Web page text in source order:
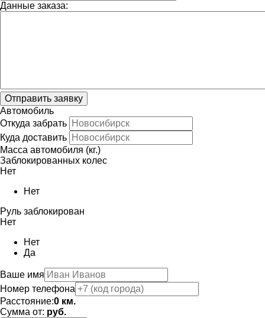
Данные заказа:
Отправить заявку
Автомобиль
Откуда забрать
Куда доставить
Масса автомобиля (кг.)
Заблокированных колес
Нет
Нет
Руль заблокирован
Нет
Нет
Да
Ваше имя
Номер телефона
Расстояние:0 км.
Сумма от: руб.